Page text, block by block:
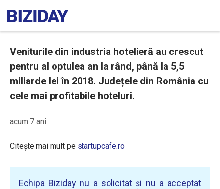
Veniturile din industria hotelieră au crescut
pentru al optulea an la rând, până la 5,5
miliarde lei în 2018. Județele din România cu
cele mai profitabile hoteluri.
acum 7 ani
Citește mai mult pe startupcafe.ro
Echipa Biziday nu a solicitat și nu a acceptat